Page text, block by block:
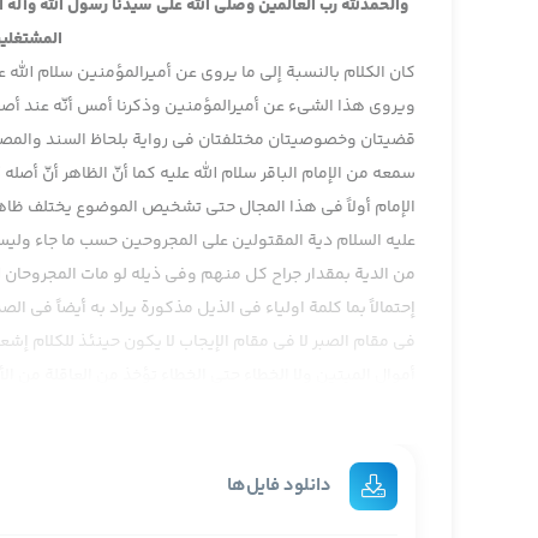
والحمدلله رب العالمين وصلى الله على سيدنا رسول الله
كان الكلام بالنسبة إلى ما يروى عن أميرالمؤمنين سلام
ويروى هذا الشيء عن أميرالمؤمنين وذكرنا أمس أنّه عند
قضيتان وخصوصيتان مختلفتان في رواية بلحاظ السند
سمعه من الإمام الباقر سلام الله عليه كما أنّ الظاهر أنّ
الإمام أولاً في هذا المجال حتى تشخيص الموضوع يختلف
عليه السلام دية المقتولين على المجروحين حسب ما جاء
من الدية بمقدار جراح كل منهم وفي ذيله لو مات المجروحان
إحتمالاً بما كلمة اولياء في الذيل مذكورة يراد به أيضاً في
في مقام الصبر لا في مقام الإيجاب لا يكون حينئذ للكلام
المجروحين والمقتولين وشرحنا وبالنسبة إلى الموضوع
هذا الشيء ، وقلنا السكوني رحمه الله نقل هذا النص
دانلود فایل‌ها